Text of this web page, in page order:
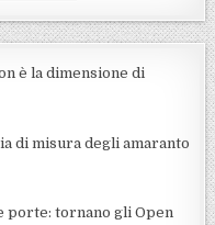
è la dimensione di
di misura degli amaranto
porte: tornano gli Open